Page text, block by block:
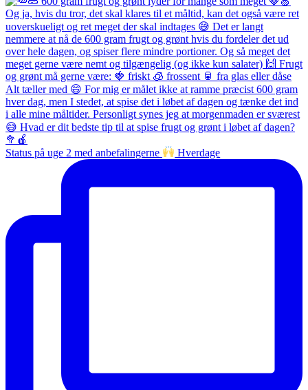
Status på uge 2 med anbefalingerne Hverdage